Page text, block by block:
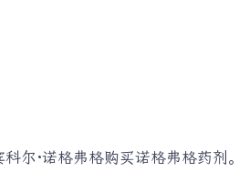
尔·诺格弗格购买诺格弗格药剂